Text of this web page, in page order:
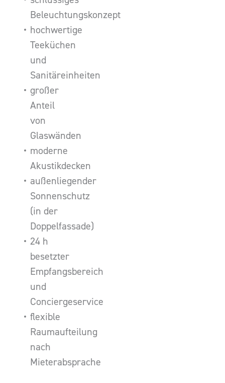
Beleuchtungskonzept
hochwertige
Teeküchen
und
Sanitäreinheiten
großer
Anteil
von
Glaswänden
moderne
Akustikdecken
außenliegender
Sonnenschutz
(in der
Doppelfassade)
24 h
besetzter
Empfangsbereich
und
Conciergeservice
flexible
Raumaufteilung
nach
Mieterabsprache